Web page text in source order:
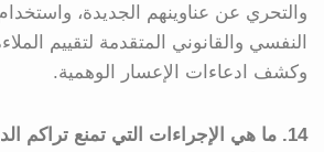
والتحري عن عناوينهم الجديدة،
النفسي والقانوني المتقدمة لتقييم
وكشف ادعاءات الإعسار الوهمية.
14. ما هي الإجراءات التي تمنع تراكم